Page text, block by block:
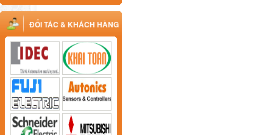
ĐỐI TÁC & KHÁCH HÀNG